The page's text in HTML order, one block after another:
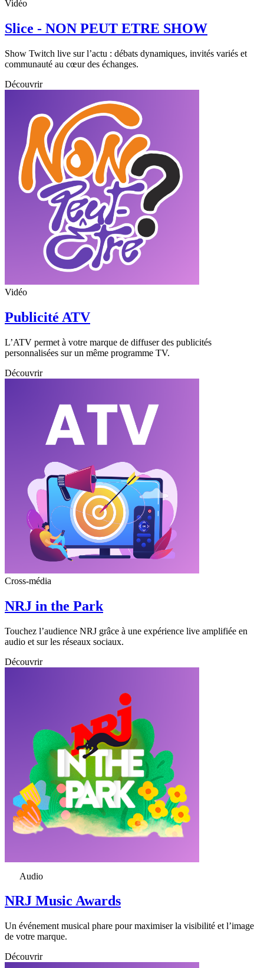
Vidéo
Slice - NON PEUT ETRE SHOW
Show Twitch live sur l’actu : débats dynamiques, invités variés et
communauté au cœur des échanges.
Découvrir
Vidéo
Publicité ATV
L’ATV permet à votre marque de diffuser des publicités
personnalisées sur un même programme TV.
Découvrir
Cross-média
NRJ in the Park
Touchez l’audience NRJ grâce à une expérience live amplifiée en
audio et sur les réseaux sociaux.
Découvrir
Audio
NRJ Music Awards
Un événement musical phare pour maximiser la visibilité et l’image
de votre marque.
Découvrir